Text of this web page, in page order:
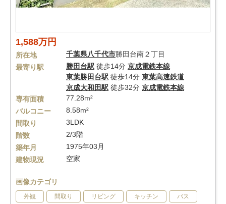
1,588万円
所在地 千葉県八千代市勝田台南２丁目
最寄り駅
勝田台駅 徒歩14分 京成電鉄本線
東葉勝田台駅 徒歩14分 東葉高速鉄道
京成大和田駅 徒歩32分 京成電鉄本線
専有面積
77.28m²
バルコニー
8.58m²
間取り
3LDK
階数
2/3階
築年月
1975年03月
建物現況
空家
画像カテゴリ
外観 間取り リビング キッチン バス